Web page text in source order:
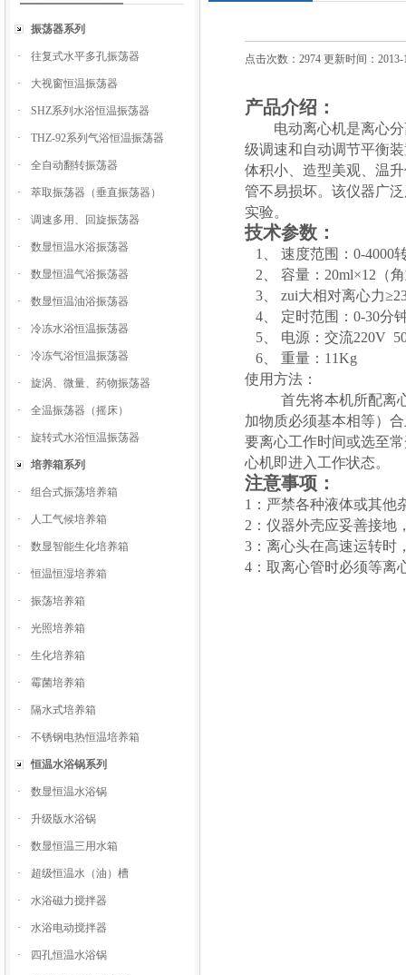
振荡器系列
· 往复式水平多孔振荡器
· 大视窗恒温振荡器
· SHZ系列水浴恒温振荡器
· THZ-92系列气浴恒温振荡器
· 全自动翻转振荡器
· 萃取振荡器（垂直振荡器）
· 调速多用、回旋振荡器
· 数显恒温水浴振荡器
· 数显恒温气浴振荡器
· 数显恒温油浴振荡器
· 冷冻水浴恒温振荡器
· 冷冻气浴恒温振荡器
· 旋涡、微量、药物振荡器
· 全温振荡器（摇床）
· 旋转式水浴恒温振荡器
培养箱系列
· 组合式振荡培养箱
· 人工气候培养箱
· 数显智能生化培养箱
· 恒温恒湿培养箱
· 振荡培养箱
· 光照培养箱
· 生化培养箱
· 霉菌培养箱
· 隔水式培养箱
· 不锈钢电热恒温培养箱
恒温水浴锅系列
· 数显恒温水浴锅
· 升级版水浴锅
· 数显恒温三用水箱
· 超级恒温水（油）槽
· 水浴磁力搅拌器
· 水浴电动搅拌器
· 四孔恒温水浴锅
点击次数：2974 更新时间：2013-
产品介绍：
电动离心机是离心
级调速和自动调节平衡
体积小、造型美观、温
管不易损坏。该仪器广
实验。
技术参数：
1 速度范围： 0-4000
2
容量： 20ml×12 （
3
zui大相对离心力≥
4
定时范围： 0-30分
5
电源：交流220V
6
重量： 11Kg
使用方法：
首先将本机所配离
加物质必须基本相等）
要离心工作时间或选至
心机即进入工作状态。
注意事项：
1 ：严禁各种液体或其
2 ：仪器外壳应妥善接
3 ：离心头在高速运转时
4 ：取离心管时必须等